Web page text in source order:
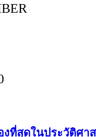
งที่สุดในประวัติศา